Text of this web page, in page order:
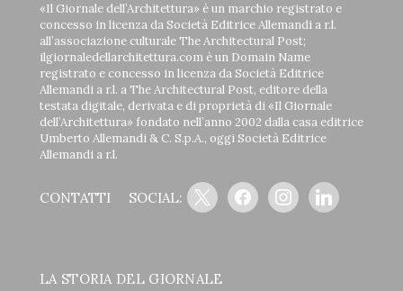
«Il Giornale dell’Architettura» è un marchio registrato e
concesso in licenza da Società Editrice Allemandi a r.l.
all’associazione culturale The Architectural Post;
ilgiornaledellarchitettura.com è un Domain Name
registrato e concesso in licenza da Società Editrice
Allemandi a r.l. a The Architectural Post, editore della
testata digitale, derivata e di proprietà di «Il Giornale
dell’Architettura» fondato nell’anno 2002 dalla casa editrice
Umberto Allemandi & C. S.p.A., oggi Società Editrice
Allemandi a r.l.
CONTATTI SOCIAL:
x facebookinstagramlinkedin
LA STORIA DEL GIORNALE